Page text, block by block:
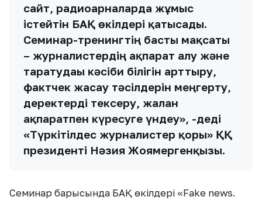
сайт, радиоарналарда жұмыс
істейтін БАҚ өкілдері қатысады.
Семинар-тренингтің басты мақсаты
– журналистердің ақпарат алу және
таратудағы кәсіби білігін арттыру,
фактчек жасау тәсілдерін меңгерту,
деректерді тексеру, жалған
ақпаратпен күресуге үндеу», -деді
«Түркітілдес журналистер қоры» ҚҚ
президенті Нәзия Жоямергенқызы.
Семинар барысында БАҚ өкілдері «Fake news.